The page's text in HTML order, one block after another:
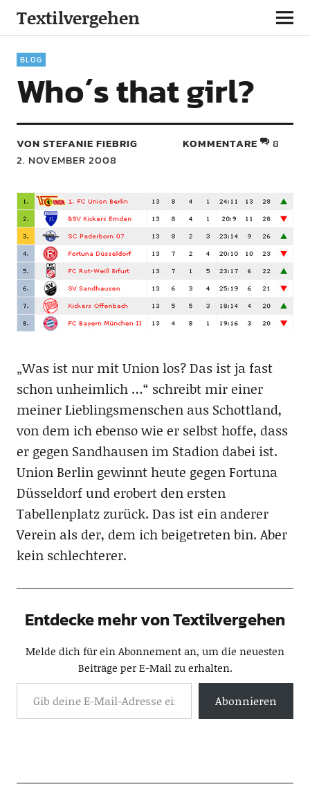
Textilvergehen
BLOG
Who´s that girl?
VON STEFANIE FIEBRIG
2. NOVEMBER 2008
KOMMENTARE 8
„Was ist nur mit Union los? Das ist ja fast
schon unheimlich …“ schreibt mir einer
meiner Lieblingsmenschen aus Schottland,
von dem ich ebenso wie er selbst hoffe, dass
er gegen Sandhausen im Stadion dabei ist.
Union Berlin gewinnt heute gegen Fortuna
Düsseldorf und erobert den ersten
Tabellenplatz zurück. Das ist ein anderer
Verein als der, dem ich beigetreten bin. Aber
kein schlechterer.
Entdecke mehr von Textilvergehen
Melde dich für ein Abonnement an, um die neuesten
Beiträge per E-Mail zu erhalten.
Abonnieren